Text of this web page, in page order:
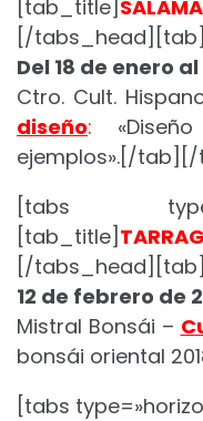
[tab_title]
[/tabs_head][tab]
Del 18 de enero
Ctro. Cult.
diseño:
ejemplos».[/
[tabs
[tab_title]
[/tabs_head][tab]
12 de febrero de
Mistral Bonsái –
bonsái oriental
[tabs